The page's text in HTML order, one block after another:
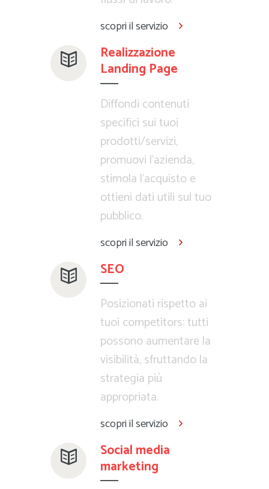
scopri il servizio
Realizzazione
Landing Page
Diffondi contenuti
specifici sui tuoi
prodotti/servizi,
promuovi l’azienda,
stimola l’acquisto e
ottieni dati utili sul tuo
pubblico.
scopri il servizio
SEO
Posizionati rispetto ai
tuoi competitors: tutti
possono aumentare la
visibilità, sfruttando la
strategia più
appropriata.
scopri il servizio
Social media
marketing